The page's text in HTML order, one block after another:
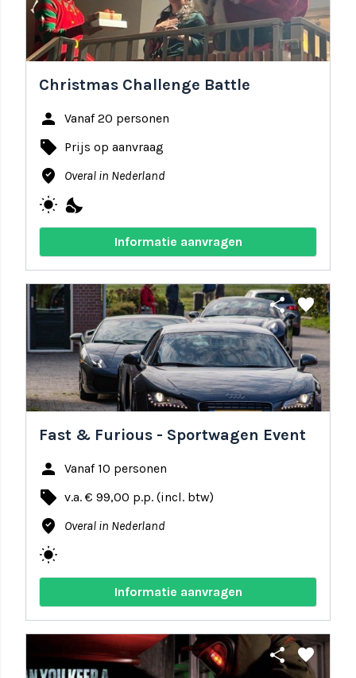
Christmas Challenge Battle
person Vanaf 20 personen
local_offer Prijs op aanvraag
where_to_vote Overal in Nederland
wb_sunny nights_stay
Informatie aanvragen
share favorite
Fast & Furious - Sportwagen Event
person Vanaf 10 personen
local_offer v.a. € 99,00 p.p. (incl. btw)
where_to_vote Overal in Nederland
wb_sunny
Informatie aanvragen
share favorite